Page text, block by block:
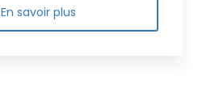
En savoir plus